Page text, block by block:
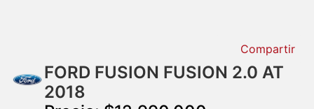
Compartir
FORD FUSION FUSION 2.0 AT
2018